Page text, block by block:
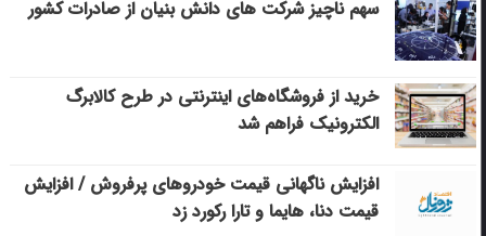
سهم ناچیز شرکت های دانش بنیان از صادرات کشور
خرید از فروشگاه‌های اینترنتی در طرح کالابرگ
الکترونیک فراهم شد
افزایش ناگهانی قیمت خودروهای پرفروش / افزایش
قیمت دنا، هایما و تارا رکورد زد